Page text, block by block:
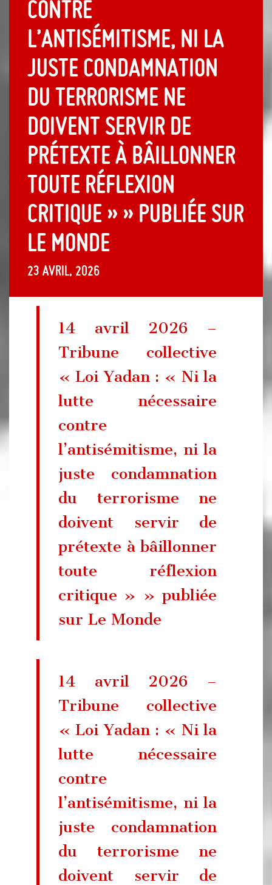
contre
l’antisémitisme, ni la
juste condamnation
du terrorisme ne
doivent servir de
prétexte à bâillonner
toute réflexion
critique » » publiée sur
Le Monde
23 avril, 2026
14 avril 2026 –
Tribune collective
« Loi Yadan : « Ni la
lutte nécessaire
contre
l’antisémitisme, ni la
juste condamnation
du terrorisme ne
doivent servir de
prétexte à bâillonner
toute réflexion
critique » » publiée
sur Le Monde
14 avril 2026 –
Tribune collective
« Loi Yadan : « Ni la
lutte nécessaire
contre
l’antisémitisme, ni la
juste condamnation
du terrorisme ne
doivent servir de